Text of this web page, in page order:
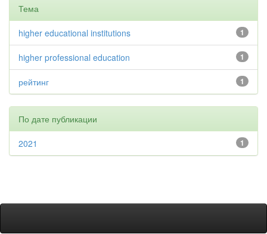
Тема
1
higher educational institutions
1
higher professional education
1
рейтинг
По дате публикации
1
2021